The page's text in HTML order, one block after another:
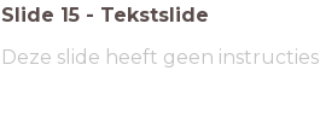
Slide 15 - Tekstslide
Deze slide heeft geen instructies